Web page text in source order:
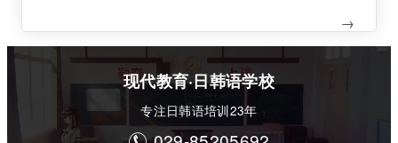
→
现代教育·日韩语学校
专注日韩语培训23年